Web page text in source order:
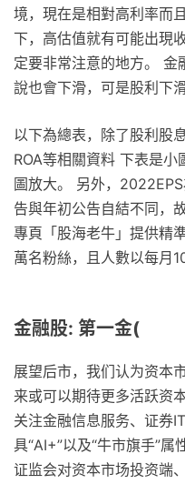
境，現在是相對高利率而
下，高估值就有可能出現
定要非常注意的地方。
說也會下滑，可是股利下
以下為總表，除了股利股
ROA等相關資料 下表是
圖放大。 另外，
告與年初公告自結不同，
專頁「股海老牛」提供精
萬名粉絲，且人數以每月
金融股: 第一金(
展望后市，我们认为资本
来或可以期待更多活跃资
关注金融信息服务、证券
具“AI+”以及“牛市旗手”
证监会对资本市场投资端